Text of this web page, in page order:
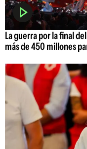
La guerra por la final
más de 450 millones